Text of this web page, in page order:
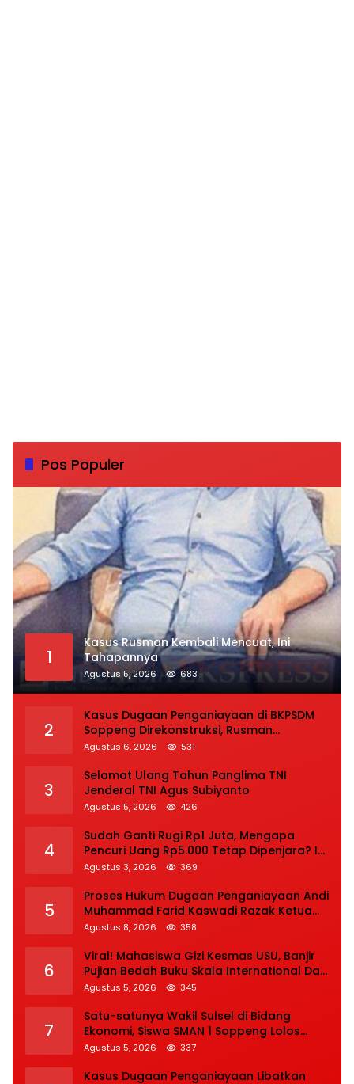
Pos Populer
1
Kasus Rusman Kembali Mencuat, Ini
Tahapannya
Agustus 5, 2026 683
2
Kasus Dugaan Penganiayaan di BKPSDM
Soppeng Direkonstruksi, Rusman
Tegaskan Proses Hukum Terus Berjalan
Agustus 6, 2026 531
3
Selamat Ulang Tahun Panglima TNI
Jenderal TNI Agus Subiyanto
Agustus 5, 2026 426
4
Sudah Ganti Rugi Rp1 Juta, Mengapa
Pencuri Uang Rp5.000 Tetap Dipenjara? Ini
Pertimbangan Hakim
Agustus 3, 2026 369
5
Proses Hukum Dugaan Penganiayaan Andi
Muhammad Farid Kaswadi Razak Ketua
DPRD Soppeng Fraksi Golkar Tetap
Agustus 8, 2026 358
6
Viral! Mahasiswa Gizi Kesmas USU, Banjir
Pujian Bedah Buku Skala International Dari
70 Ribu Rupiah Referensi Akademik Dunia
Agustus 5, 2026 345
7
Satu-satunya Wakil Sulsel di Bidang
Ekonomi, Siswa SMAN 1 Soppeng Lolos
Semifinal OSN Nasional 2026
Agustus 5, 2026 337
Kasus Dugaan Penganiayaan Libatkan